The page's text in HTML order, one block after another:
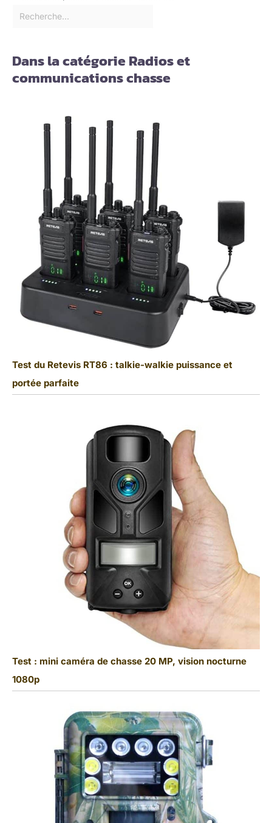
Dans la catégorie Radios et
communications chasse
Test du Retevis RT86 : talkie-walkie puissance et
portée parfaite
Test : mini caméra de chasse 20 MP, vision nocturne
1080p